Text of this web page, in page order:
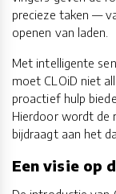
precieze taken —
openen van laden.
Met intelligente
moet CLOiD niet
proactief hulp
Hierdoor wordt de
bijdraagt aan het
Een visie op